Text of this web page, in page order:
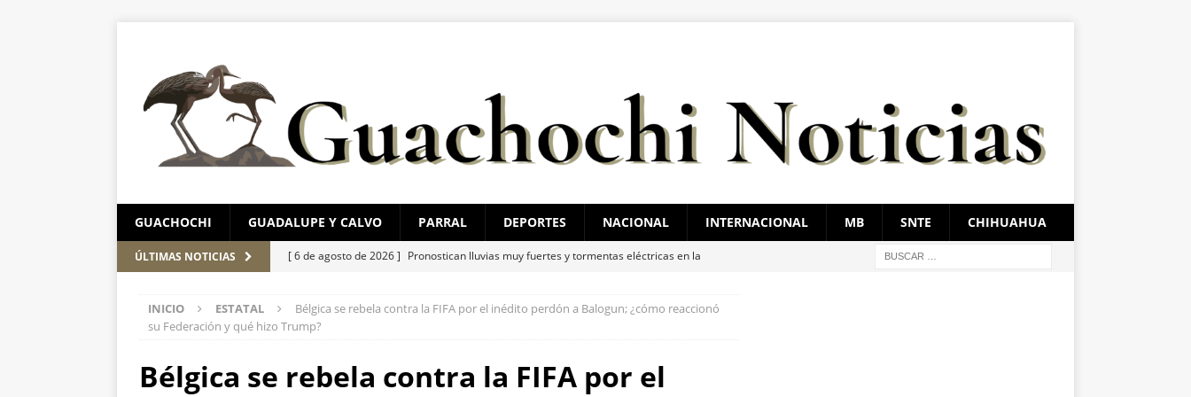
GUACHOCHI GUADALUPE Y CALVO PARRAL DEPORTES NACIONAL INTERNACIONAL MB SNTE CHIHUAHUA
ÚLTIMAS NOTICIAS [ 6 de agosto de 2026 ] Pronostican lluvias muy fuertes y tormentas eléctricas en la
[ 6 de agosto de 2026 ] Impulsan Francisco Sánchez y Alfredo Chávez reforma para
[ 6 de agosto de 2026 ] Incendio consume vivienda de madera en la colonia Proletaria
INICIO ESTATAL
Bélgica se rebela contra la FIFA por el inédito perdón a Balogun; ¿cómo reaccionó
su Federación y qué hizo Trump?
Bélgica se rebela contra la FIFA por el